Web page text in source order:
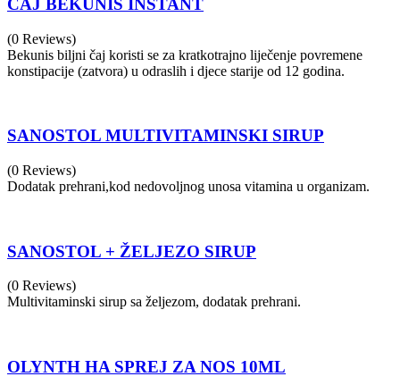
ČAJ BEKUNIS INSTANT
(0 Reviews)
Bekunis biljni čaj koristi se za kratkotrajno liječenje povremene
konstipacije (zatvora) u odraslih i djece starije od 12 godina.
SANOSTOL MULTIVITAMINSKI SIRUP
(0 Reviews)
Dodatak prehrani,kod nedovoljnog unosa vitamina u organizam.
SANOSTOL + ŽELJEZO SIRUP
(0 Reviews)
Multivitaminski sirup sa željezom, dodatak prehrani.
OLYNTH HA SPREJ ZA NOS 10ML